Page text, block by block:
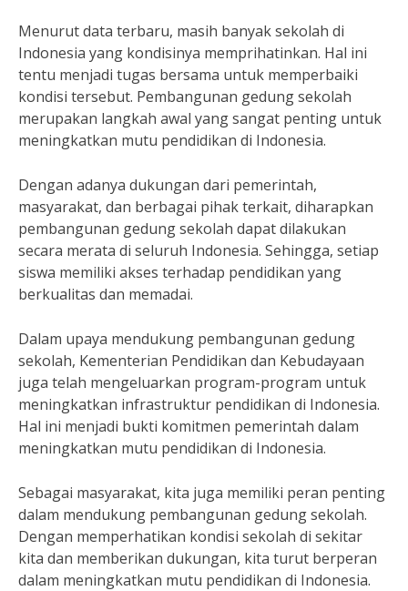
Menurut data terbaru, masih banyak sekolah di
Indonesia yang kondisinya memprihatinkan. Hal ini
tentu menjadi tugas bersama untuk memperbaiki
kondisi tersebut. Pembangunan gedung sekolah
merupakan langkah awal yang sangat penting untuk
meningkatkan mutu pendidikan di Indonesia.
Dengan adanya dukungan dari pemerintah,
masyarakat, dan berbagai pihak terkait, diharapkan
pembangunan gedung sekolah dapat dilakukan
secara merata di seluruh Indonesia. Sehingga, setiap
siswa memiliki akses terhadap pendidikan yang
berkualitas dan memadai.
Dalam upaya mendukung pembangunan gedung
sekolah, Kementerian Pendidikan dan Kebudayaan
juga telah mengeluarkan program-program untuk
meningkatkan infrastruktur pendidikan di Indonesia.
Hal ini menjadi bukti komitmen pemerintah dalam
meningkatkan mutu pendidikan di Indonesia.
Sebagai masyarakat, kita juga memiliki peran penting
dalam mendukung pembangunan gedung sekolah.
Dengan memperhatikan kondisi sekolah di sekitar
kita dan memberikan dukungan, kita turut berperan
dalam meningkatkan mutu pendidikan di Indonesia.